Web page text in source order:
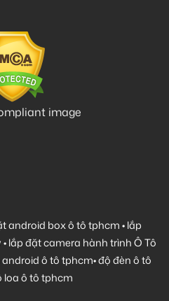
android box ô tô tphcm•lắp
•lắp đặt camera hành trình Ô Tô
ô tô tphcm•độ đèn ô tô
loa ô tô tphcm